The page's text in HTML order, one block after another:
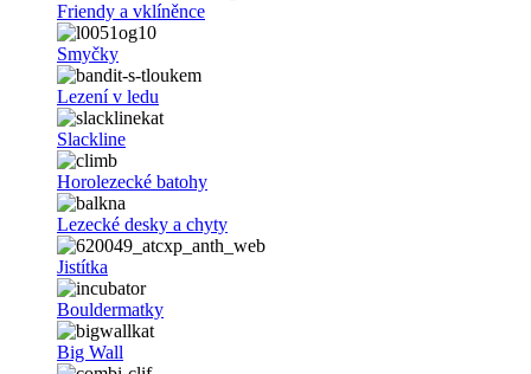
Friendy a vklíněnce
Smyčky
Lezení v ledu
Slackline
Horolezecké batohy
Lezecké desky a chyty
Jistítka
Bouldermatky
Big Wall